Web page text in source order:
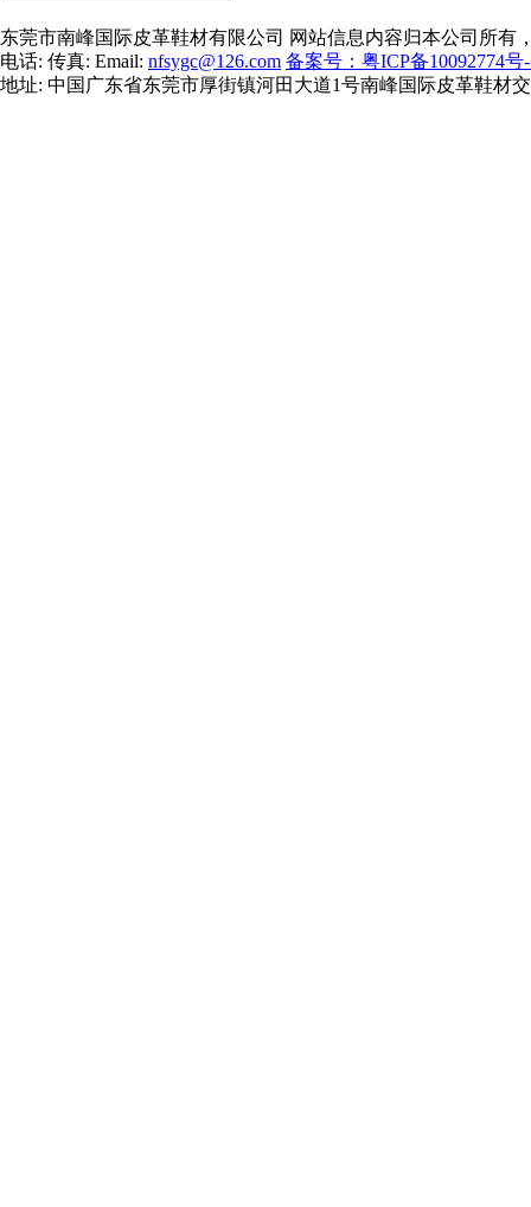
东莞市南峰国际皮革鞋材有限公司 网站信息内容归本公司所有
电话: 传真: Email: nfsygc@126.com 备案号：粤ICP备10092774号
地址: 中国广东省东莞市厚街镇河田大道1号南峰国际皮革鞋材